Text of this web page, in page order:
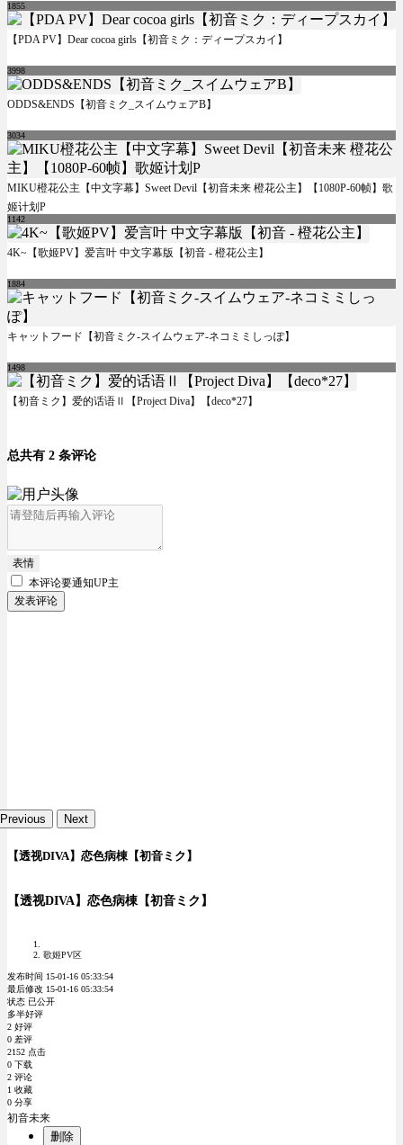
1855
【PDA PV】Dear cocoa girls【初音ミク：ディープスカイ】
3998
ODDS&ENDS【初音ミク_スイムウェアB】
3034
MIKU橙花公主【中文字幕】Sweet Devil【初音未来 橙花公主】【1080P-60帧】歌
姬计划P
1142
4K~【歌姬PV】爱言叶 中文字幕版【初音 - 橙花公主】
1884
キャットフード【初音ミク-スイムウェア-ネコミミしっぽ】
1498
【初音ミク】爱的话语Ⅱ【Project Diva】【deco*27】
总共有 2 条评论
表情
本评论要通知UP主
发表评论
Previous Next
【透视DIVA】恋色病棟【初音ミク】
【透视DIVA】恋色病棟【初音ミク】
歌姬PV区
发布时间 15-01-16 05:33:54
最后修改 15-01-16 05:33:54
状态 已公开
多半好评
2 好评
0 差评
2152 点击
0 下载
2 评论
1 收藏
0 分享
初音未来
删除